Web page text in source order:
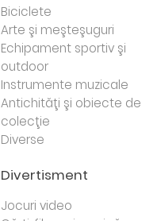
Biciclete
Arte şi meşteşuguri
Echipament sportiv şi
outdoor
Instrumente muzicale
Antichităţi şi obiecte de
colecţie
Diverse
Divertisment
Jocuri video